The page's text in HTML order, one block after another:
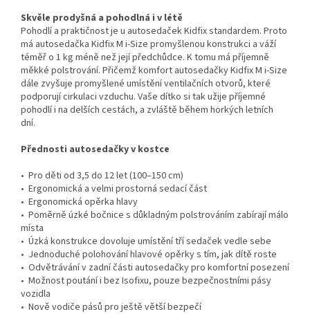
Skvěle prodyšná a pohodlná i v létě
Pohodlí a praktičnost je u autosedaček Kidfix standardem. Proto
má autosedačka Kidfix M i-Size promyšlenou konstrukci a váží
téměř o 1 kg méně než její předchůdce. K tomu má příjemně
měkké polstrování. Přičemž komfort autosedačky Kidfix M i-Size
dále zvyšuje promyšlené umístění ventilačních otvorů, které
podporují cirkulaci vzduchu. Vaše dítko si tak užije příjemné
pohodlí i na delších cestách, a zvláště během horkých letních
dní.
Přednosti autosedačky v kostce
• Pro děti od 3,5 do 12 let (100–150 cm)
• Ergonomická a velmi prostorná sedací část
• Ergonomická opěrka hlavy
• Poměrně úzké bočnice s důkladným polstrováním zabírají málo
místa
• Úzká konstrukce dovoluje umístění tří sedaček vedle sebe
• Jednoduché polohování hlavové opěrky s tím, jak dítě roste
• Odvětrávání v zadní části autosedačky pro komfortní posezení
• Možnost poutání i bez Isofixu, pouze bezpečnostními pásy
vozidla
• Nově vodiče pásů pro ještě větší bezpečí